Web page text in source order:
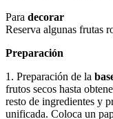
Para decorar
Reserva algunas frutas
Preparación
1. Preparación de la
frutos secos hasta
resto de ingredientes y
unificada. Coloca un